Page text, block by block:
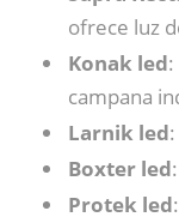
ofrece luz
Konak led
campana
Larnik led
Boxter led
Protek led